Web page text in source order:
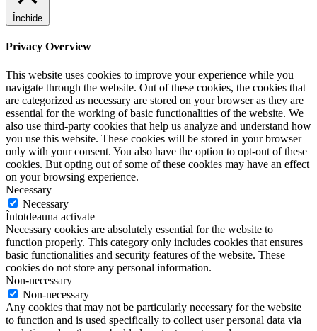
Închide
Privacy Overview
This website uses cookies to improve your experience while you
navigate through the website. Out of these cookies, the cookies that
are categorized as necessary are stored on your browser as they are
essential for the working of basic functionalities of the website. We
also use third-party cookies that help us analyze and understand how
you use this website. These cookies will be stored in your browser
only with your consent. You also have the option to opt-out of these
cookies. But opting out of some of these cookies may have an effect
on your browsing experience.
Necessary
Necessary
Întotdeauna activate
Necessary cookies are absolutely essential for the website to
function properly. This category only includes cookies that ensures
basic functionalities and security features of the website. These
cookies do not store any personal information.
Non-necessary
Non-necessary
Any cookies that may not be particularly necessary for the website
to function and is used specifically to collect user personal data via